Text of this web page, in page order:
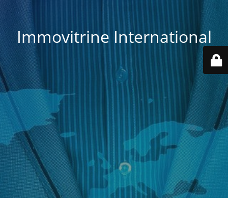
Immovitrine International